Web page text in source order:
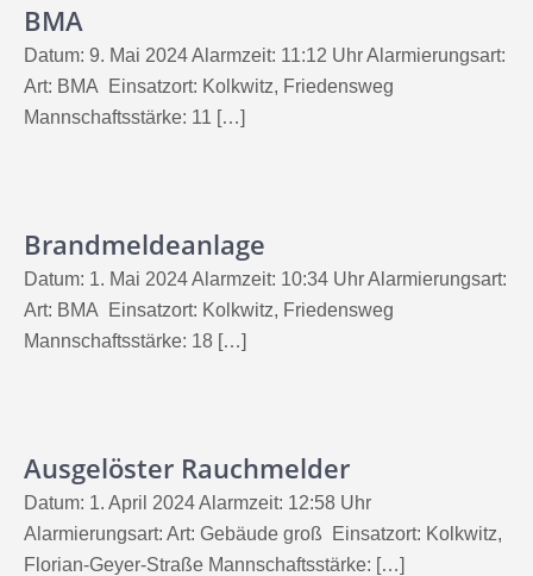
BMA
Datum: 9. Mai 2024 Alarmzeit: 11:12 Uhr Alarmierungsart:
Art: BMA Einsatzort: Kolkwitz, Friedensweg
Mannschaftsstärke: 11 […]
Brandmeldeanlage
Datum: 1. Mai 2024 Alarmzeit: 10:34 Uhr Alarmierungsart:
Art: BMA Einsatzort: Kolkwitz, Friedensweg
Mannschaftsstärke: 18 […]
Ausgelöster Rauchmelder
Datum: 1. April 2024 Alarmzeit: 12:58 Uhr
Alarmierungsart: Art: Gebäude groß Einsatzort: Kolkwitz,
Florian-Geyer-Straße Mannschaftsstärke: […]